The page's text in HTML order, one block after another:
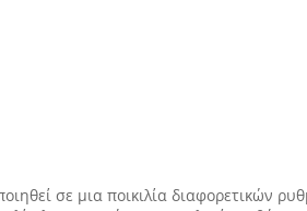
σε μια ποικιλία διαφορετικών